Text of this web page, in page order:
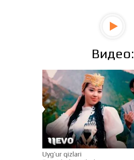
Видео:
Uyg’ur qizlari